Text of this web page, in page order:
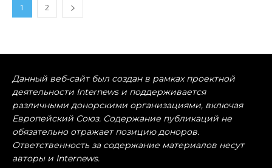
1 2
Данный веб-сайт был создан в рамках проектной
деятельности Internews и поддерживается
различными донорскими организациями, включая
Европейский Союз. Содержание публикаций не
обязательно отражает позицию доноров.
Ответственность за содержание материалов несут
авторы и Internews.